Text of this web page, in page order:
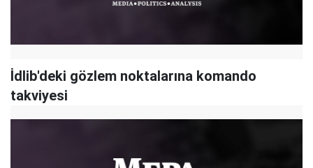
İdlib'deki gözlem noktalarına komando
takviyesi